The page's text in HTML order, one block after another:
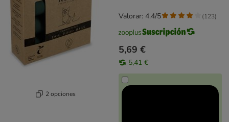
2 opciones
5,69 €
5,41 €
Valorar: 4.4/5 (123)